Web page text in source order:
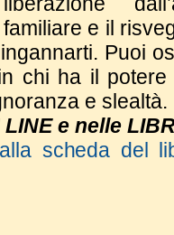
familiare e il
Puoi
chi ha il
e slealtà.
e nelle
scheda del